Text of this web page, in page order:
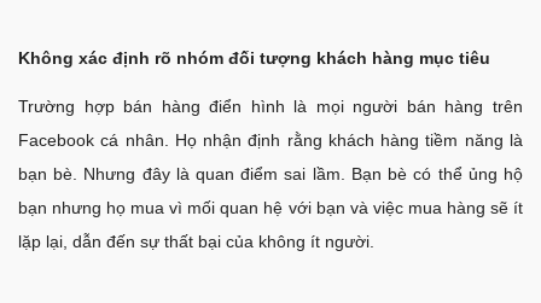
Không xác định rõ nhóm đối tượng khách hàng mục tiêu
Trường hợp bán hàng điển hình là mọi người bán hàng trên
Facebook cá nhân. Họ nhận định rằng khách hàng tiềm năng là
bạn bè. Nhưng đây là quan điểm sai lầm. Bạn bè có thể ủng hộ
bạn nhưng họ mua vì mối quan hệ với bạn và việc mua hàng sẽ ít
lặp lại, dẫn đến sự thất bại của không ít người.